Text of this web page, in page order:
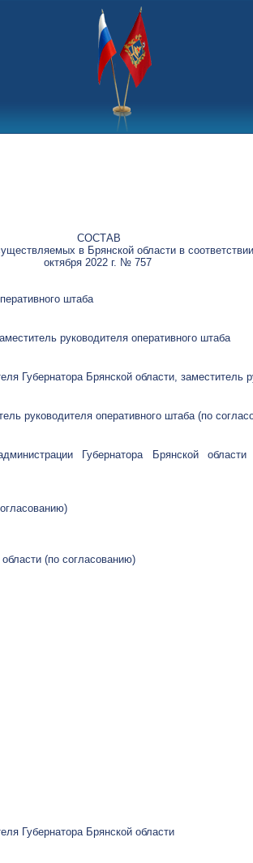
СОСТАВ
в Брянской области в
октября 2022 г. № 757
штаба
руководителя оперативного штаба
Губернатора Брянской области, заместитель
руководителя оперативного штаба (по
Губернатора Брянской
(по согласованию)
Губернатора Брянской области